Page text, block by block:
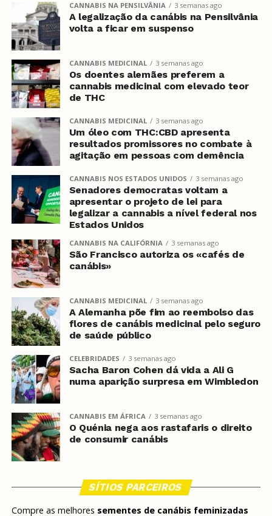
CANNABIS NA PENSILVÂNIA 3 semanas ago
A legalização da canábis na Pensilvânia
volta a ficar em suspenso
CANNABIS MEDICINAL 3 semanas ago
Os doentes alemães preferem a
cannabis medicinal com elevado teor
de THC
CANNABIS MEDICINAL 3 semanas ago
Um óleo com THC:CBD apresenta
resultados promissores no combate à
agitação em pessoas com demência
CANNABIS NOS ESTADOS UNIDOS 3 semanas ago
Senadores democratas voltam a
apresentar o projeto de lei para
legalizar a cannabis a nível federal nos
Estados Unidos
CANNABIS NA CALIFÓRNIA 3 semanas ago
São Francisco autoriza os «cafés de
canábis»
CANNABIS MEDICINAL 3 semanas ago
A Alemanha põe fim ao reembolso das
flores de canábis medicinal pelo seguro
de saúde público
CELEBRIDADES 3 semanas ago
Sacha Baron Cohen dá vida a Ali G
numa aparição surpresa em Wimbledon
CANNABIS EM ÁFRICA 3 semanas ago
O Quénia nega aos rastafaris o direito
de consumir canábis
SÍTIOS PARCEIROS
Compre as melhores sementes de canábis feminizadas